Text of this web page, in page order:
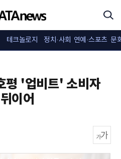
테크놀로지 정치·사회 연예·스포츠 문
평 '업비트' 소비자
이어